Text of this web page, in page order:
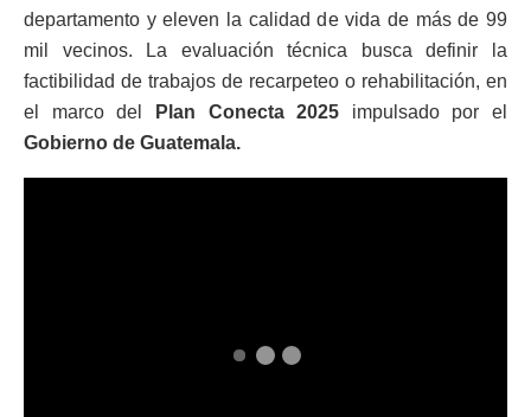
departamento y eleven la calidad de vida de más de 99
mil vecinos. La evaluación técnica busca definir la
factibilidad de trabajos de recarpeteo o rehabilitación, en
el marco del
Plan Conecta 2025 impulsado por el
Gobierno de Guatemala.